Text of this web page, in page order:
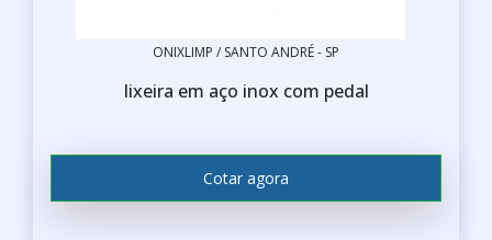
ONIXLIMP / SANTO ANDRÉ - SP
lixeira em aço inox com pedal
Cotar agora